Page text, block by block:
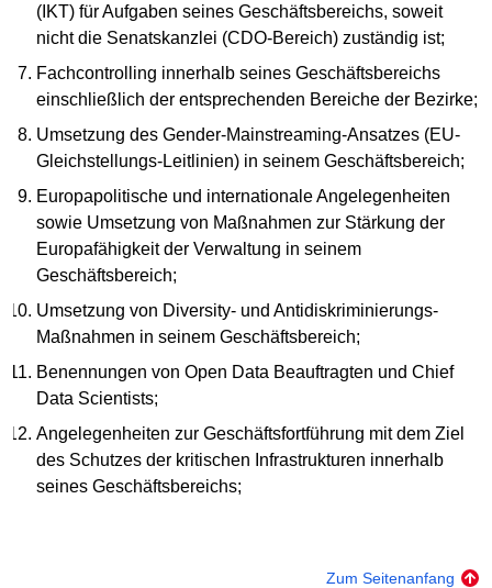
(IKT) für Aufgaben seines Geschäftsbereichs, soweit
nicht die Senatskanzlei (CDO-Bereich) zuständig ist;
Fachcontrolling innerhalb seines Geschäftsbereichs
einschließlich der entsprechenden Bereiche der Bezirke;
Umsetzung des Gender-Mainstreaming-Ansatzes (EU-
Gleichstellungs-Leitlinien) in seinem Geschäftsbereich;
Europapolitische und internationale Angelegenheiten
sowie Umsetzung von Maßnahmen zur Stärkung der
Europafähigkeit der Verwaltung in seinem
Geschäftsbereich;
Umsetzung von Diversity- und Antidiskriminierungs-
Maßnahmen in seinem Geschäftsbereich;
Benennungen von Open Data Beauftragten und Chief
Data Scientists;
Angelegenheiten zur Geschäftsfortführung mit dem Ziel
des Schutzes der kritischen Infrastrukturen innerhalb
seines Geschäftsbereichs;
Zum Seitenanfang